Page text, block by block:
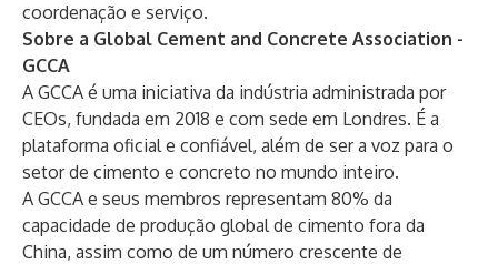
coordenação e serviço.
Sobre a Global Cement and Concrete Association -
GCCA
A GCCA é uma iniciativa da indústria administrada por
CEOs, fundada em 2018 e com sede em Londres. É a
plataforma oficial e confiável, além de ser a voz para o
setor de cimento e concreto no mundo inteiro.
A GCCA e seus membros representam 80% da
capacidade de produção global de cimento fora da
China, assim como de um número crescente de